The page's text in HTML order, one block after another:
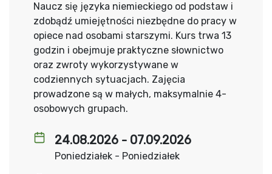
24.08.2026 - 07.09.2026
Poniedziałek - Poniedziałek
Naucz się języka niemieckiego od podstaw i
zdobądź umiejętności niezbędne do pracy w
opiece nad osobami starszymi. Kurs trwa 13
godzin i obejmuje praktyczne słownictwo
oraz zwroty wykorzystywane w
codziennych sytuacjach. Zajęcia
prowadzone są w małych, maksymalnie 4-
osobowych grupach.